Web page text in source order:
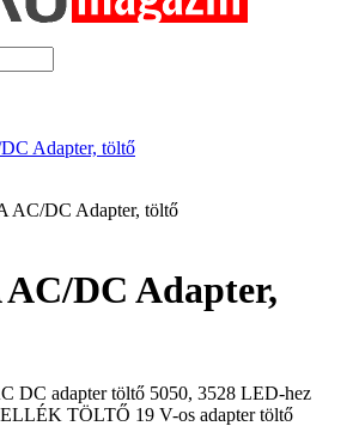
Adapter, töltő
AC/DC Adapter,
DC adapter töltő 5050, 3528 LED-hez
TÖLTŐ 19 V-os adapter töltő